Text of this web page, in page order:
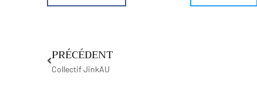
PRÉCÉDENT
Collectif JinkAU